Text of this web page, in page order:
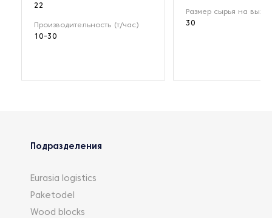
22
Производительность (т/час)
10-30
Размер сырья на
30
Подразделения
Eurasia logistics
Paketodel
Wood blocks